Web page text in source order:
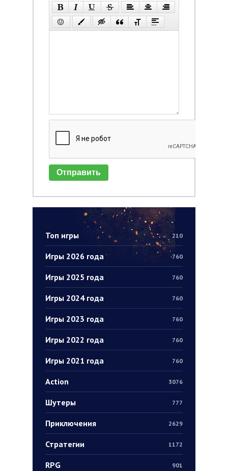
Топ игры 210
Игры 2026 года 760
Игры 2025 года 760
Игры 2024 года 760
Игры 2023 года 760
Игры 2022 года 760
Игры 2021 года 760
Action 3076
Шутеры 777
Приключения 2629
Стратегии 1172
RPG 901
Отправить